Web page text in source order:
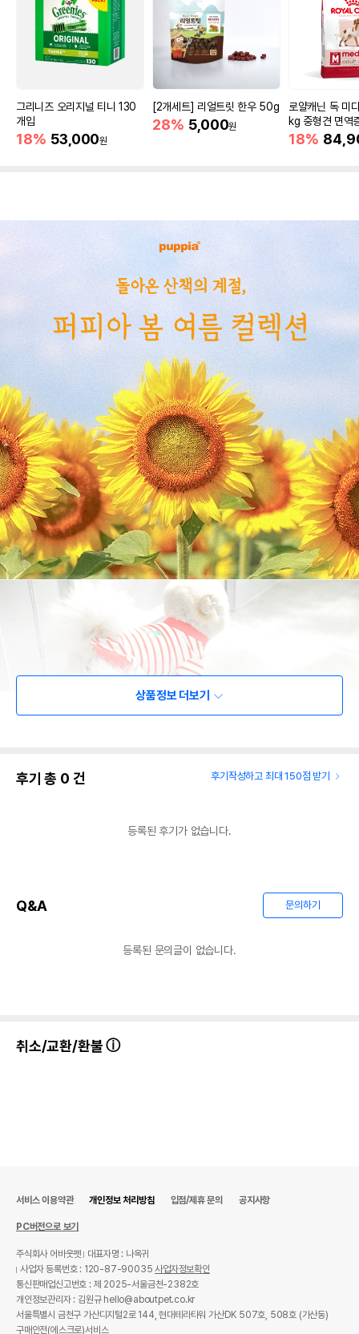
그리니즈 오리지널 티니 130
개입
18% 53,000원
[2개세트] 리얼트릿 한우 50g
28% 5,000원
로얄캐닌 독 미
kg 중형견 면역
18%
상품정보 더보기
후기 총 0 건 후기작성하고 최대 150점 받기
등록된 후기가 없습니다.
Q&A 문의하기
등록된 문의글이 없습니다.
취소/교환/환불
서비스 이용약관 개인정보 처리방침 입점/제휴 문의 공지사항
PC버전으로 보기
주식회사 어바웃펫
대표자명 : 나옥귀
사업자 등록번호 : 120-87-90035사업자정보확인
통신판매업신고번호 : 제 2025-서울금천-2382호
개인정보관리자 : 김원규 hello@aboutpet.co.kr
서울특별시 금천구 가산디지털2로 144, 현대테라타워 가산DK 507호, 508호 (가산동)
구매안전(에스크로)서비스